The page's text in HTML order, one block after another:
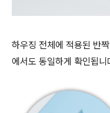
하우징 전체에 적용된 반
에서도 동일하게 확인됩니